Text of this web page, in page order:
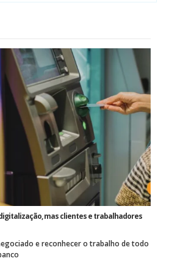
mas clientes e trabalhadores
e reconhecer o trabalho de todo